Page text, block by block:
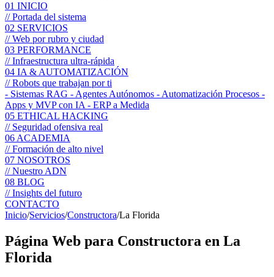
01 INICIO
// Portada del sistema
02 SERVICIOS
// Web por rubro y ciudad
03 PERFORMANCE
// Infraestructura ultra-rápida
04 IA & AUTOMATIZACIÓN
// Robots que trabajan por ti
- Sistemas RAG - Agentes Autónomos - Automatización Procesos -
Apps y MVP con IA - ERP a Medida
05 ETHICAL HACKING
// Seguridad ofensiva real
06 ACADEMIA
// Formación de alto nivel
07 NOSOTROS
// Nuestro ADN
08 BLOG
// Insights del futuro
CONTACTO
Inicio/Servicios/Constructora/La Florida
Página Web para Constructora en La
Florida